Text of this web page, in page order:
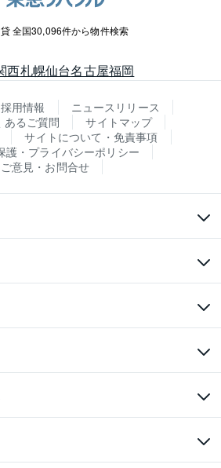
全国30,096件から物件検索
西札幌仙台名古屋福岡
採用情報
ニュースリリース
あるご質問
サイトマップ
サイトについて・免責事項
護・プライバシーポリシー
ご意見・お問合せ